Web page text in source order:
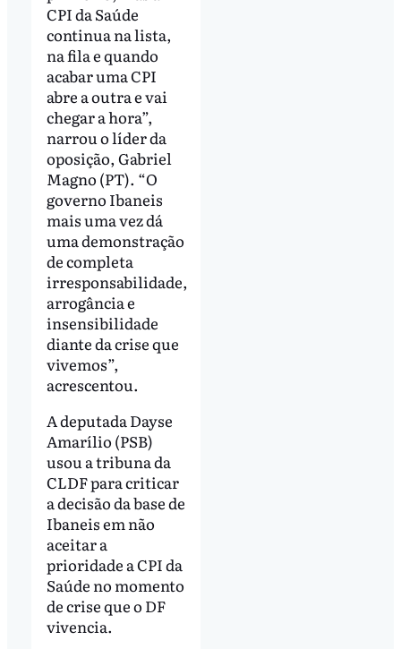
CPI da Saúde
continua na lista,
na fila e quando
acabar uma CPI
abre a outra e vai
chegar a hora”,
narrou o líder da
oposição, Gabriel
Magno (PT). “O
governo Ibaneis
mais uma vez dá
uma demonstração
de completa
irresponsabilidade,
arrogância e
insensibilidade
diante da crise que
vivemos”,
acrescentou.
A deputada Dayse
Amarílio (PSB)
usou a tribuna da
CLDF para criticar
a decisão da base de
Ibaneis em não
aceitar a
prioridade a CPI da
Saúde no momento
de crise que o DF
vivencia.